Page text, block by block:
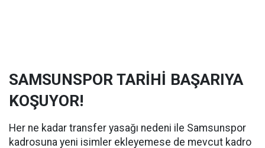
SAMSUNSPOR TARİHİ BAŞARIYA
KOŞUYOR!
Her ne kadar transfer yasağı nedeni ile Samsunspor
kadrosuna yeni isimler ekleyemese de mevcut kadro